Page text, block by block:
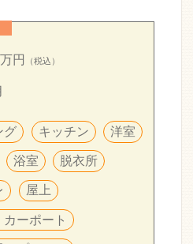
円 （税込）
グ キッチン 洋室
浴室 脱衣所
屋上
カーポート